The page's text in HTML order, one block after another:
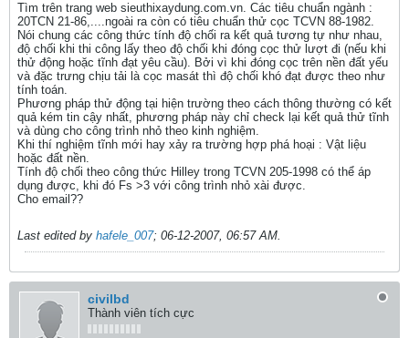
Tìm trên trang web sieuthixaydung.com.vn. Các tiêu chuẩn ngành :
20TCN 21-86,....ngoài ra còn có tiêu chuẩn thử cọc TCVN 88-1982.
Nói chung các công thức tính độ chối ra kết quả tương tự như nhau,
độ chối khi thi công lấy theo độ chối khi đóng cọc thử lượt đi (nếu khi
thử động hoặc tĩnh đạt yêu cầu). Bởi vì khi đóng cọc trên nền đất yếu
và đặc trưng chịu tải là cọc masát thì độ chối khó đạt được theo như
tính toán.
Phương pháp thử động tại hiện trường theo cách thông thường có kết
quả kém tin cậy nhất, phương pháp này chỉ check lại kết quả thử tĩnh
và dùng cho công trình nhỏ theo kinh nghiệm.
Khi thí nghiệm tĩnh mới hay xảy ra trường hợp phá hoại : Vật liệu
hoặc đất nền.
Tính độ chối theo công thức Hilley trong TCVN 205-1998 có thể áp
dụng được, khi đó Fs >3 với công trình nhỏ xài được.
Cho email??
Last edited by hafele_007; 06-12-2007, 06:57 AM.
civilbd
Thành viên tích cực